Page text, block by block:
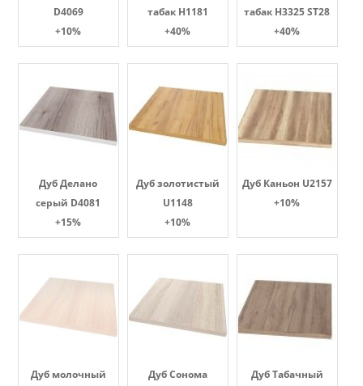
D4069
+10%
табак Н1181
+40%
табак H3325 ST28
+40%
Дуб Делано
серый D4081
+15%
Дуб золотистый
U1148
+10%
Дуб Каньон U2157
+10%
Дуб молочный
Дуб Сонома
Дуб Табачный